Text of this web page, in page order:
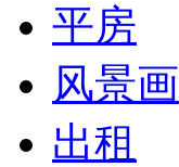
平房
风景画
出租